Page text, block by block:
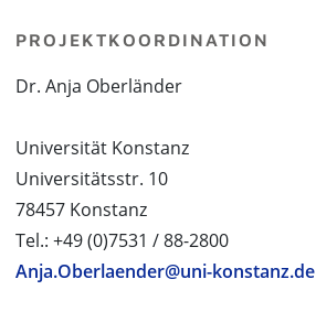
PROJEKTKOORDINATION
Dr. Anja Oberländer
Universität Konstanz
Universitätsstr. 10
78457 Konstanz
Tel.: +49 (0)7531 / 88-2800
Anja.Oberlaender@uni-konstanz.de